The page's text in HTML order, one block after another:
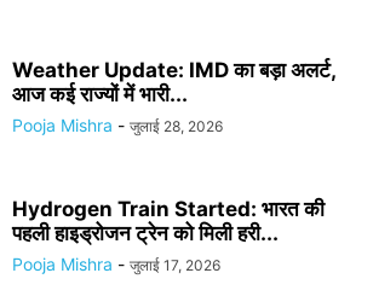
Weather Update: IMD का बड़ा अलर्ट,
आज कई राज्यों में भारी...
Pooja Mishra - जुलाई 28, 2026
Hydrogen Train Started: भारत की
पहली हाइड्रोजन ट्रेन को मिली हरी...
Pooja Mishra - जुलाई 17, 2026